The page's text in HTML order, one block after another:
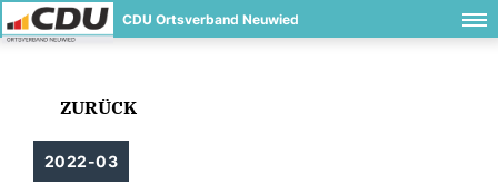
CDU Ortsverband Neuwied
ZURÜCK
2022-03